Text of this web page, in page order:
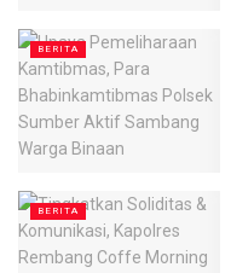
BERITA
BERITA